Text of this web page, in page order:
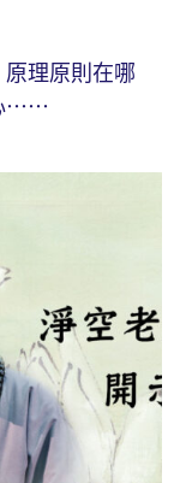
理原則在哪
⋯⋯